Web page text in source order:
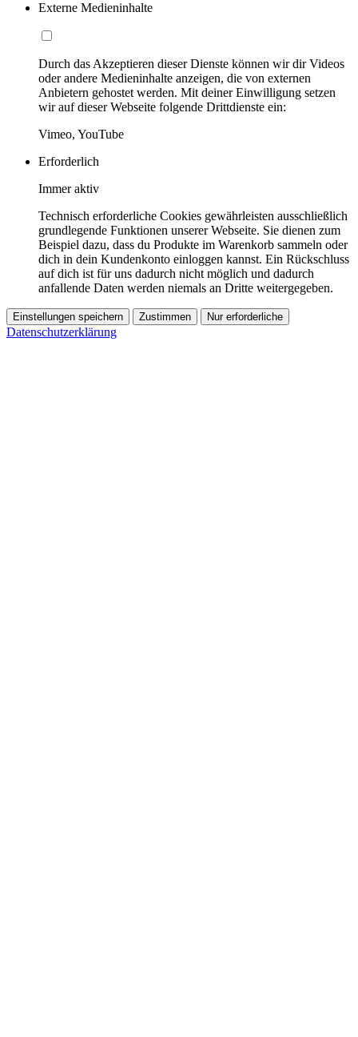
Externe Medieninhalte
Durch das Akzeptieren dieser Dienste können wir dir Videos
oder andere Medieninhalte anzeigen, die von externen
Anbietern gehostet werden. Mit deiner Einwilligung setzen
wir auf dieser Webseite folgende Drittdienste ein:
Vimeo, YouTube
Erforderlich
Immer aktiv
Technisch erforderliche Cookies gewährleisten ausschließlich
grundlegende Funktionen unserer Webseite. Sie dienen zum
Beispiel dazu, dass du Produkte im Warenkorb sammeln oder
dich in dein Kundenkonto einloggen kannst. Ein Rückschluss
auf dich ist für uns dadurch nicht möglich und dadurch
anfallende Daten werden niemals an Dritte weitergegeben.
Einstellungen speichern Zustimmen Nur erforderliche
Datenschutzerklärung